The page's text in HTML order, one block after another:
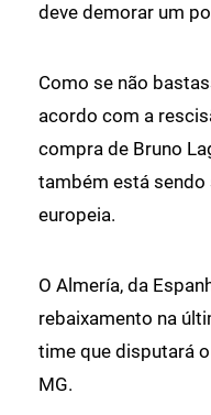
deve demorar um
Como se não
acordo com a
compra de Bruno
também está
europeia.
O Almería, da
rebaixamento na
time que disputará
MG.